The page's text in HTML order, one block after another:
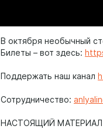
В октября необычный
Билеты – вот здесь:
Поддержать наш канал
Сотрудничество:
НАСТОЯЩИЙ